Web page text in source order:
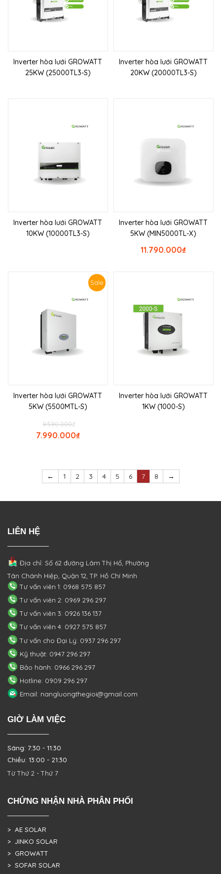
Inverter hòa lưới GROWATT
25KW (25000TL3-S)
Inverter hòa lưới GROWATT
20KW (20000TL3-S)
Inverter hòa lưới GROWATT
10KW (10000TL3-S)
Inverter hòa lưới GROWATT
5KW (MIN5000TL-X)
₫
11.790.000
Sale
Inverter hòa lưới GROWATT
5KW (5500MTL-S)
₫
9.590.000
₫
7.990.000
Inverter hòa lưới GROWATT
1KW (1000-S)
← 1 2 3 4 5 6 7 8 →
LIÊN HỆ
Địa chỉ: Số 62 đường Lâm Thị Hố, Phường
Tân Chánh Hiệp, Quận 12, TP. Hồ Chí Minh
Tư vấn viên 1: 0968 575 857
Tư vấn viên 2: 0969 296 297
Tư vấn viên 3: 0926 136 137
Tư vấn viên 4: 0927 575 857
Tư vấn cho Đại Lý: 0937 296 297
Kỹ thuật: 0947 296 297
Bảo hành: 0966 296 297
Hotline: 0909 296 297
Email: nangluongthegioi@gmail.com
GIỜ LÀM VIỆC
Sáng: 7:30 - 11:30
Chiều: 13:00 - 21:30
Từ Thứ 2 - Thứ 7
CHỨNG NHẬN NHÀ PHÂN PHỐI
> AE SOLAR
> JINKO SOLAR
> GROWATT
> SOFAR SOLAR